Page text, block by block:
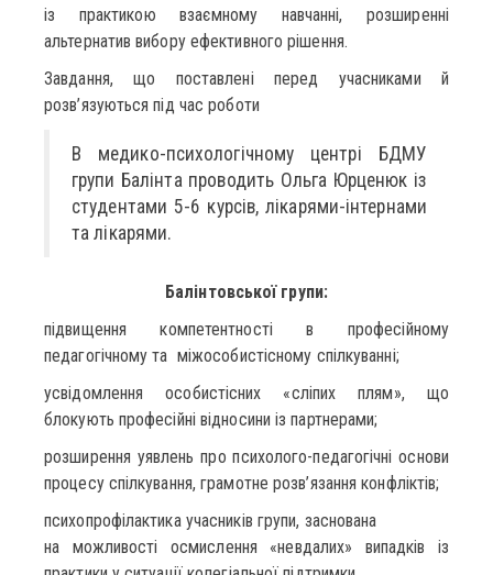
із практикою взаємному навчанні, розширенні
альтернатив вибору ефективного рішення.
Завдання, що поставлені перед учасниками й
розв’язуються під час роботи
В медико-психологічному центрі БДМУ
групи Балінта проводить Ольга Юрценюк із
студентами 5-6 курсів, лікарями-інтернами
та лікарями.
Балінтовської групи:
підвищення компетентності в професійному
педагогічному та міжособистісному спілкуванні;
усвідомлення особистісних «сліпих плям», що
блокують професійні відносини із партнерами;
розширення уявлень про психолого-педагогічні основи
процесу спілкування, грамотне розв’язання конфліктів;
психопрофілактика учасників групи, заснована
на можливості осмислення «невдалих» випадків із